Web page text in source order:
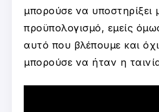
μπορούσε να υποστηρίξει
προϋπολογισμό, εμείς
αυτό που βλέπουμε και
μπορούσε να ήταν η